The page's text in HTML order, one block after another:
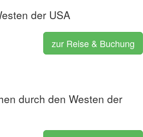
der USA
zur Reise & Buchung
durch den Westen der